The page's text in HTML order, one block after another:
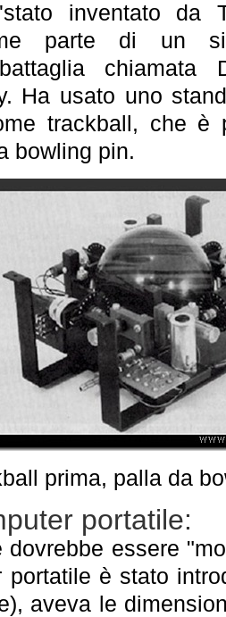
inventato da
parte di un
chiamata
Ha usato uno
trackball, che
bowling pin.
prima, palla da
portatile:
dovrebbe essere
portatile è stato
aveva le